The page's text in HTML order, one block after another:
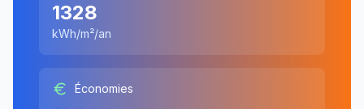
1328
kWh/m²/an
Économies